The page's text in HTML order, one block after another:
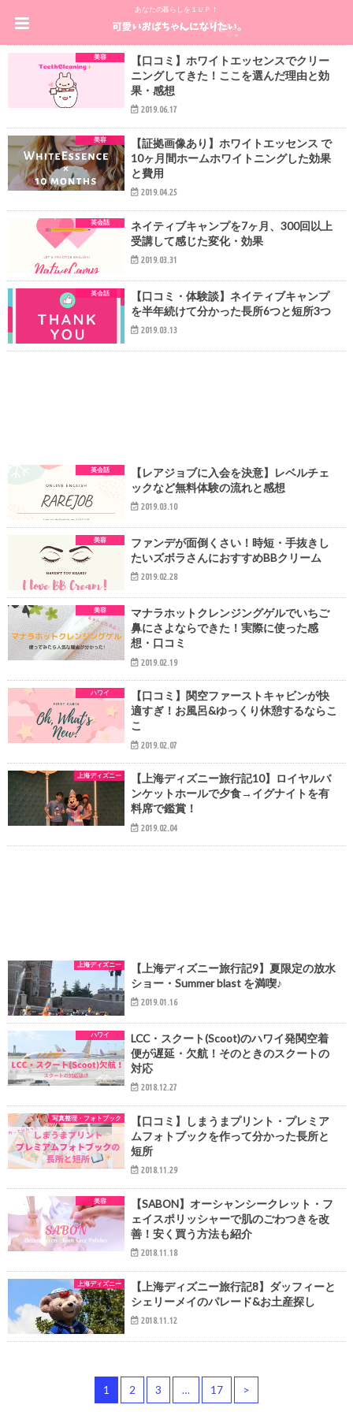
あなたの暮らしを１ＵＰ！
美容
【口コミ】ホワイトエッセンスでクリー
ニングしてきた！ここを選んだ理由と効
果・感想
2019.06.17
美容
【証拠画像あり】ホワイトエッセンス で
10ヶ月間ホームホワイトニングした効果
と費用
2019.04.25
英会話
ネイティブキャンプを7ヶ月、300回以上
受講して感じた変化・効果
2019.03.31
英会話
【口コミ・体験談】ネイティブキャンプ
を半年続けて分かった長所6つと短所3つ
2019.03.13
英会話
【レアジョブに入会を決意】レベルチェ
ックなど無料体験の流れと感想
2019.03.10
美容
ファンデが面倒くさい！時短・手抜きし
たいズボラさんにおすすめBBクリーム
2019.02.28
美容
マナラホットクレンジングゲルでいちご
鼻にさよならできた！実際に使った感
想・口コミ
2019.02.19
ハワイ
【口コミ】関空ファーストキャビンが快
適すぎ！お風呂&ゆっくり休憩するならこ
こ
2019.02.07
上海ディズニー
【上海ディズニー旅行記10】ロイヤルバ
ンケットホールで夕食→イグナイトを有
料席で鑑賞！
2019.02.04
上海ディズニー
【上海ディズニー旅行記9】夏限定の放水
ショー・Summer blast を満喫♪
2019.01.16
ハワイ
LCC・スクート(Scoot)のハワイ発関空着
便が遅延・欠航！そのときのスクートの
対応
2018.12.27
写真整理・フォトブック
【口コミ】しまうまプリント・プレミア
ムフォトブックを作って分かった長所と
短所
2018.11.29
美容
【SABON】オーシャンシークレット・フ
ェイスポリッシャーで肌のごわつきを改
善！安く買う方法も紹介
2018.11.18
上海ディズニー
【上海ディズニー旅行記8】ダッフィーと
シェリーメイのパレード&お土産探し
2018.11.12
1 2 3 … 17 >